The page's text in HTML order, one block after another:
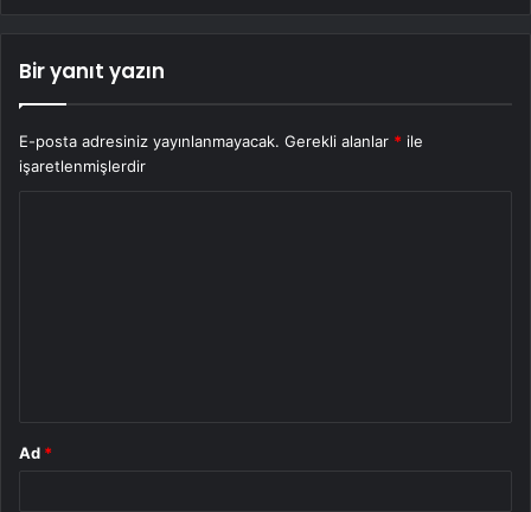
Bir yanıt yazın
E-posta adresiniz yayınlanmayacak. Gerekli alanlar * ile
işaretlenmişlerdir
Ad *